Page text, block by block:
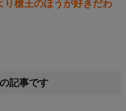
り槍王のほうが好きだわ
記事です